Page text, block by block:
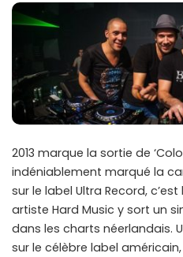
2013 marque la sortie de
indéniablement marqué la
sur le label Ultra Record,
artiste Hard Music y sort un
dans les charts néerlandais.
sur le célèbre label